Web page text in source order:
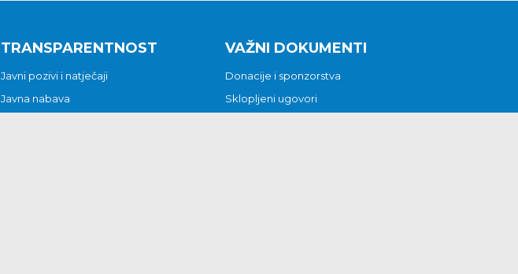
TRANSPARENTNOST
Javni pozivi i natječaji
Javna nabava
VAŽNI DOKUMENTI
Donacije i sponzorstva
Sklopljeni ugovori